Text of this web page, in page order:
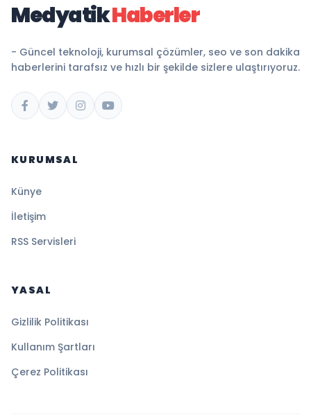
MedyatikHaberler
- Güncel teknoloji, kurumsal çözümler, seo ve son dakika
haberlerini tarafsız ve hızlı bir şekilde sizlere ulaştırıyoruz.
KURUMSAL
Künye
İletişim
RSS Servisleri
YASAL
Gizlilik Politikası
Kullanım Şartları
Çerez Politikası